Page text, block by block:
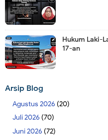
Hukum Laki-
17-an
Arsip Blog
Agustus 2026 (20)
Juli 2026 (70)
Juni 2026 (72)